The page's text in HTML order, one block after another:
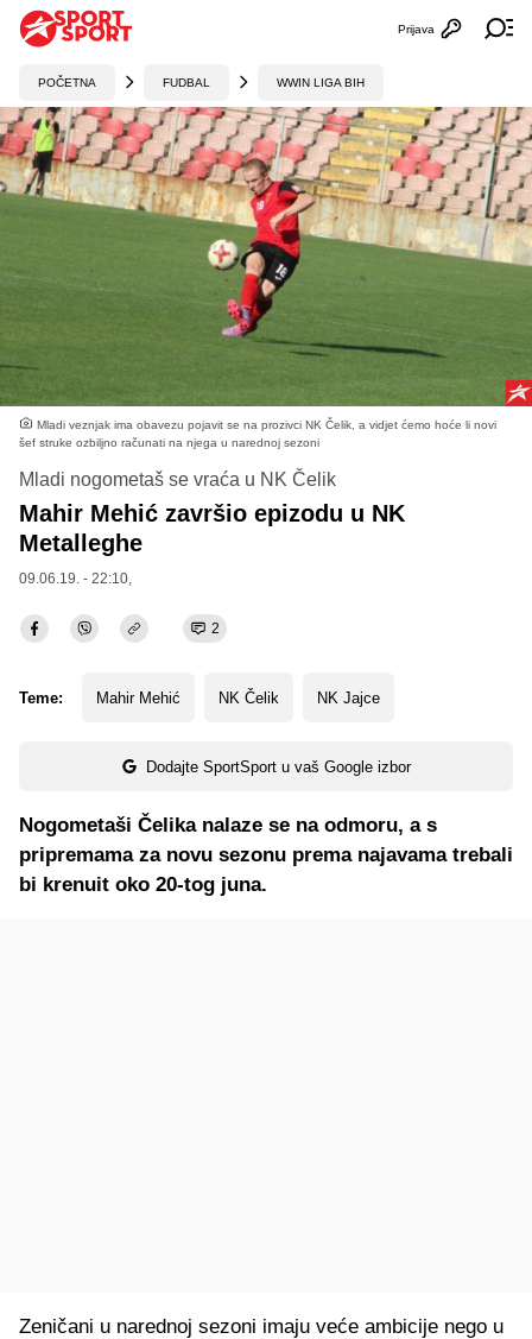
Otvori
Prijava
POČETNA FUDBAL WWIN LIGA BIH
Mladi veznjak ima obavezu pojavit se na prozivci NK Čelik, a vidjet ćemo hoće li novi
šef struke ozbiljno računati na njega u narednoj sezoni
Mladi nogometaš se vraća u NK Čelik
Mahir Mehić završio epizodu u NK
Metalleghe
09.06.19. - 22:10,
2
Teme: Mahir Mehić NK Čelik NK Jajce
Dodajte SportSport u vaš Google izbor
Nogometaši Čelika nalaze se na odmoru, a s
pripremama za novu sezonu prema najavama trebali
bi krenuit oko 20-tog juna.
Zeničani u narednoj sezoni imaju veće ambicije nego u